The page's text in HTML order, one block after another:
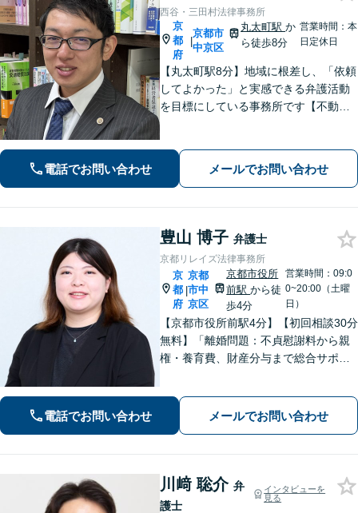
西谷・三田村法律事務所
京
都
府
|
京都市
中京区
丸太町駅か
ら徒歩8分
営業時間：本
日定休日
【丸太町駅8分】地域に根差し、「依頼
してよかった」と実感できる弁護活動
を目標にしている事務所です【不動
続・遺言】相談者さまに寄り添い、円
滑な相続を目指します
電話でお問い合わせ メールでお問い合わせ
豊山 博子 弁護士
京都リレイズ法律事務所
京
都
府
|
京都
市中
京区
京都市役所
前駅から徒
歩4分
営業時間：09:0
0~20:00（土曜
日）
【京都市役所前駅4分】【初回相談30分
無料】「離婚問題：不貞慰謝料から親
権・養育費、財産分与まで総合サポー
えて諦める前に、まずはあなたのご希
望をお聞かせください【休日・夜間相
電話でお問い合わせ メールでお問い合わせ
川﨑 聡介 弁
護士
インタビューを
見る